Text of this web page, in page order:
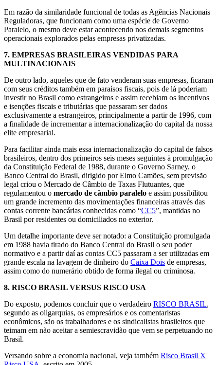
Em razão da similaridade funcional de todas as Agências Nacionais
Reguladoras, que funcionam como uma espécie de Governo
Paralelo, o mesmo deve estar acontecendo nos demais segmentos
operacionais explorados pelas empresas privatizadas.
7. EMPRESAS BRASILEIRAS VENDIDAS PARA
MULTINACIONAIS
De outro lado, aqueles que de fato venderam suas empresas, ficaram
com seus créditos também em paraísos fiscais, pois de lá poderiam
investir no Brasil como estrangeiros e assim recebiam os incentivos
e isenções fiscais e tributárias que passaram ser dados
exclusivamente a estrangeiros, principalmente a partir de 1996, com
a finalidade de incrementar a internacionalização do capital da nossa
elite empresarial.
Para facilitar ainda mais essa internacionalização do capital de falsos
brasileiros, dentro dos primeiros seis meses seguintes à promulgação
da Constituição Federal de 1988, durante o Governo Sarney, o
Banco Central do Brasil, dirigido por Elmo Camões, sem previsão
legal criou o Mercado de Câmbio de Taxas Flutuantes, que
regulamentou o mercado de câmbio paralelo e assim possibilitou
um grande incremento das movimentações financeiras através das
contas corrente bancárias conhecidas como “CC5”, mantidas no
Brasil por residentes ou domiciliados no exterior.
Um detalhe importante deve ser notado: a Constituição promulgada
em 1988 havia tirado do Banco Central do Brasil o seu poder
normativo e a partir daí as contas CC5 passaram a ser utilizadas em
grande escala na lavagem de dinheiro do Caixa Dois de empresas,
assim como do numerário obtido de forma ilegal ou criminosa.
8. RISCO BRASIL VERSUS RISCO USA
Do exposto, podemos concluir que o verdadeiro RISCO BRASIL,
segundo as oligarquias, os empresários e os comentaristas
econômicos, são os trabalhadores e os sindicalistas brasileiros que
teimam em não aceitar a semiescravidão que vem se perpetuando no
Brasil.
Versando sobre a economia nacional, veja também Risco Brasil X